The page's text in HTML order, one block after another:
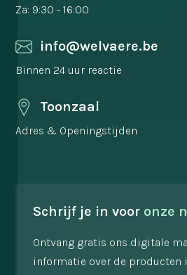
Za: 9:30 - 16:00
info@welvaere.be
Binnen 24 uur reactie
Toonzaal
Adres & Openingstijden
Schrijf je in voor onze
Ontvang gratis ons digitale
informatie over de producten